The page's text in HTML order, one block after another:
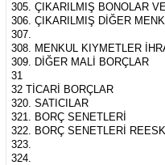
305. ÇIKARILMIŞ BONOLAR
306. ÇIKARILMIŞ DİĞER
307.
308. MENKUL KIYMETLER
309. DİĞER MALİ BORÇLAR
31
32 TİCARİ BORÇLAR
320. SATICILAR
321. BORÇ SENETLERİ
322. BORÇ SENETLERİ
323.
324.